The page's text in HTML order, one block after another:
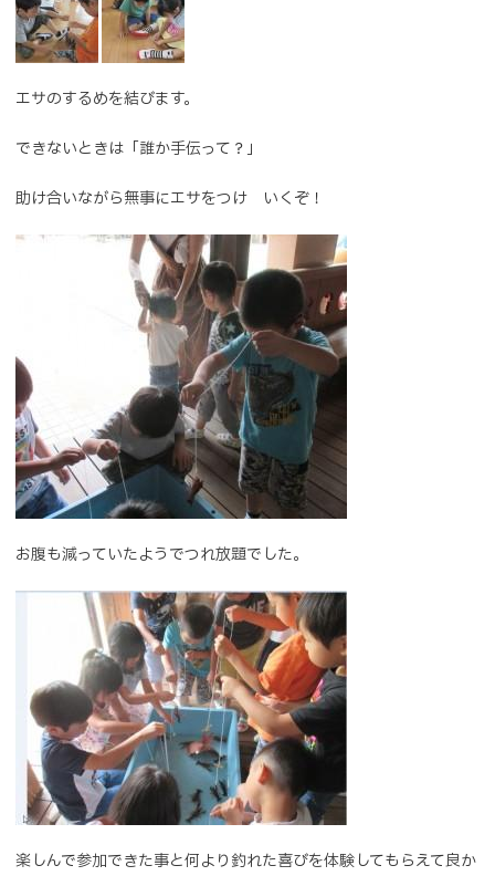
エサのするめを結びます。
できないときは「誰か手伝って？」
助け合いながら無事にエサをつけ いくぞ！
お腹も減っていたようでつれ放題でした。
楽しんで参加できた事と何より釣れた喜びを体験してもらえて良か